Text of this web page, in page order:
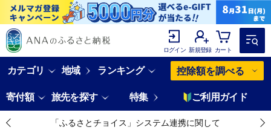
ログイン 新規登録 カート
カテゴリ 地域 ランキング 控除額を調べる
寄付額 旅先を探す 特集 ご利用ガイド
「ふるさとチョイス」システム連携に関して